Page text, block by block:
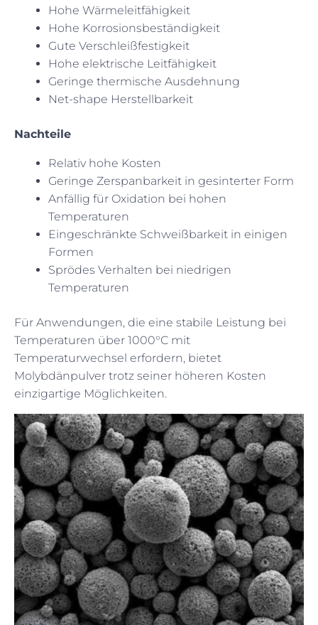
Hohe Wärmeleitfähigkeit
Hohe Korrosionsbeständigkeit
Gute Verschleißfestigkeit
Hohe elektrische Leitfähigkeit
Geringe thermische Ausdehnung
Net-shape Herstellbarkeit
Nachteile
Relativ hohe Kosten
Geringe Zerspanbarkeit in gesinterter Form
Anfällig für Oxidation bei hohen
Temperaturen
Eingeschränkte Schweißbarkeit in einigen
Formen
Sprödes Verhalten bei niedrigen
Temperaturen
Für Anwendungen, die eine stabile Leistung bei
Temperaturen über 1000°C mit
Temperaturwechsel erfordern, bietet
Molybdänpulver trotz seiner höheren Kosten
einzigartige Möglichkeiten.